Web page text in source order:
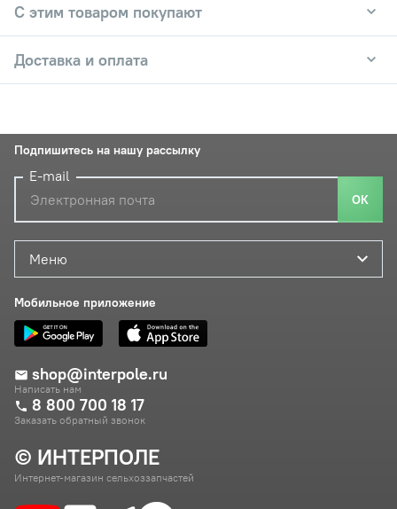
С этим товаром покупают
Доставка и оплата
© ИНТЕРПОЛЕ
Интернет-магазин сельхоззапчастей
Меню
Мобильное приложение
shop@interpole.ru
Написать нам
8 800 700 18 17
Заказать обратный звонок
Подпишитесь на нашу рассылку
E-mail
ОК